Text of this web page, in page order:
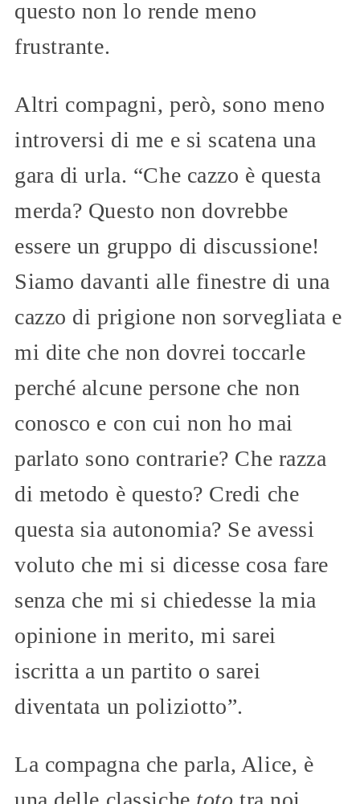
questo non lo rende meno
frustrante.
Altri compagni, però, sono meno
introversi di me e si scatena una
gara di urla. “Che cazzo è questa
merda? Questo non dovrebbe
essere un gruppo di discussione!
Siamo davanti alle finestre di una
cazzo di prigione non sorvegliata e
mi dite che non dovrei toccarle
perché alcune persone che non
conosco e con cui non ho mai
parlato sono contrarie? Che razza
di metodo è questo? Credi che
questa sia autonomia? Se avessi
voluto che mi si dicesse cosa fare
senza che mi si chiedesse la mia
opinione in merito, mi sarei
iscritta a un partito o sarei
diventata un poliziotto”.
La compagna che parla, Alice, è